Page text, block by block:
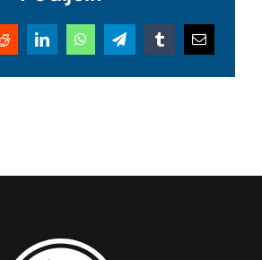
RedditLinkedInWhatsAppTelegramTumblrEmail